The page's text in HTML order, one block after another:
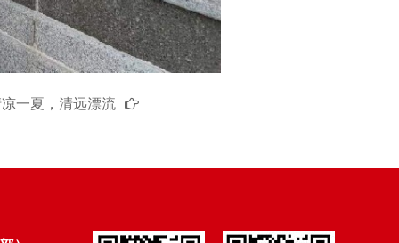
一夏，清远漂流